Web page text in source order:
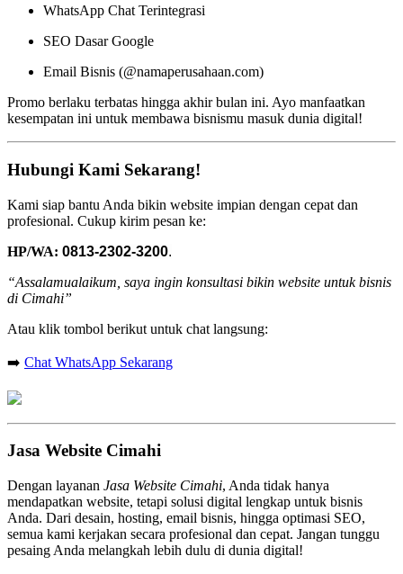
WhatsApp Chat Terintegrasi
SEO Dasar Google
Email Bisnis (@namaperusahaan.com)
Promo berlaku terbatas hingga akhir bulan ini. Ayo manfaatkan
kesempatan ini untuk membawa bisnismu masuk dunia digital!
Hubungi Kami Sekarang!
Kami siap bantu Anda bikin website impian dengan cepat dan
profesional. Cukup kirim pesan ke:
HP/WA: 0813-2302-3200.
“Assalamualaikum, saya ingin konsultasi bikin website untuk bisnis
di Cimahi”
Atau klik tombol berikut untuk chat langsung:
➡️ Chat WhatsApp Sekarang
Jasa Website Cimahi
Dengan layanan Jasa Website Cimahi, Anda tidak hanya
mendapatkan website, tetapi solusi digital lengkap untuk bisnis
Anda. Dari desain, hosting, email bisnis, hingga optimasi SEO,
semua kami kerjakan secara profesional dan cepat. Jangan tunggu
pesaing Anda melangkah lebih dulu di dunia digital!